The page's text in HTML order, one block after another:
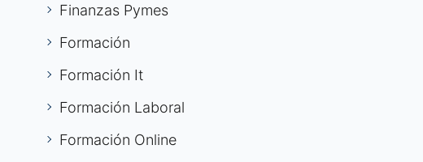
Finanzas Pymes
Formación
Formación It
Formación Laboral
Formación Online